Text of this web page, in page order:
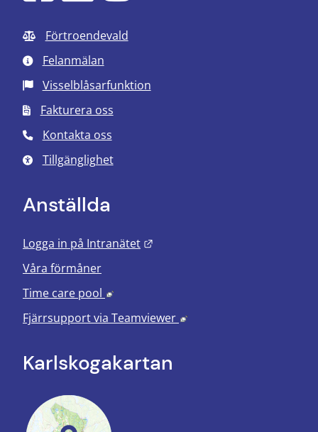
Förtroendevald
Felanmälan
Visselblåsarfunktion
Fakturera oss
Kontakta oss
Tillgänglighet
Anställda
Logga in på Intranätet
Våra förmåner
Time care pool
Länk till annan webbplats, öppnas i
Fjärrsupport via Teamviewer Länk till annan
Karlskoga­kartan